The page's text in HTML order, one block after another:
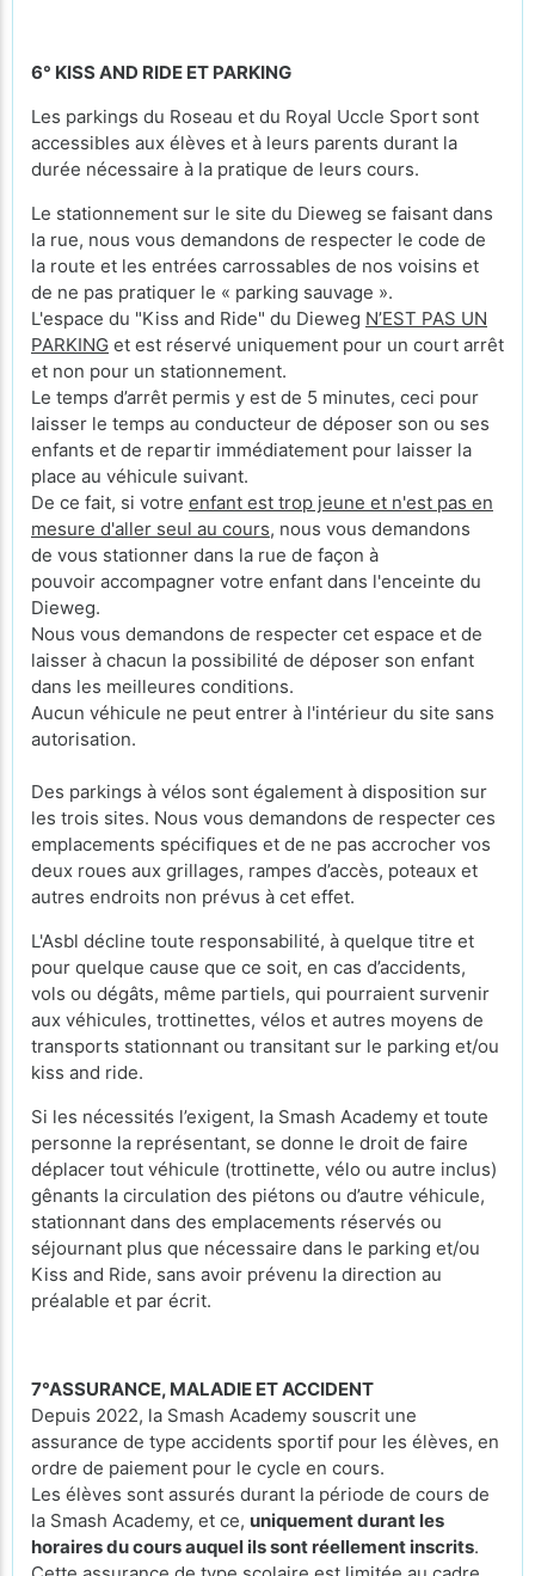
6° KISS AND RIDE ET PARKING
Les parkings du Roseau et du Royal Uccle Sport sont
accessibles aux élèves et à leurs parents durant la
durée nécessaire à la pratique de leurs cours.
Le stationnement sur le site du Dieweg se faisant dans
la rue, nous vous demandons de respecter le code de
la route et les entrées carrossables de nos voisins et
de ne pas pratiquer le « parking sauvage ».
L'espace du "Kiss and Ride" du Dieweg N’EST PAS UN
PARKING et est réservé uniquement pour un court arrêt
et non pour un stationnement.
Le temps d’arrêt permis y est de 5 minutes, ceci pour
laisser le temps au conducteur de déposer son ou ses
enfants et de repartir immédiatement pour laisser la
place au véhicule suivant.
De ce fait, si votre enfant est trop jeune et n'est pas en
mesure d'aller seul au cours, nous vous demandons
de vous stationner dans la rue de façon à
pouvoir accompagner votre enfant dans l'enceinte du
Dieweg.
Nous vous demandons de respecter cet espace et de
laisser à chacun la possibilité de déposer son enfant
dans les meilleures conditions.
Aucun véhicule ne peut entrer à l'intérieur du site sans
autorisation.
Des parkings à vélos sont également à disposition sur
les trois sites. Nous vous demandons de respecter ces
emplacements spécifiques et de ne pas accrocher vos
deux roues aux grillages, rampes d’accès, poteaux et
autres endroits non prévus à cet effet.
L'Asbl décline toute responsabilité, à quelque titre et
pour quelque cause que ce soit, en cas d’accidents,
vols ou dégâts, même partiels, qui pourraient survenir
aux véhicules, trottinettes, vélos et autres moyens de
transports stationnant ou transitant sur le parking et/ou
kiss and ride.
Si les nécessités l’exigent, la Smash Academy et toute
personne la représentant, se donne le droit de faire
déplacer tout véhicule (trottinette, vélo ou autre inclus)
gênants la circulation des piétons ou d’autre véhicule,
stationnant dans des emplacements réservés ou
séjournant plus que nécessaire dans le parking et/ou
Kiss and Ride, sans avoir prévenu la direction au
préalable et par écrit.
7°ASSURANCE, MALADIE ET ACCIDENT
Depuis 2022, la Smash Academy souscrit une
assurance de type accidents sportif pour les élèves, en
ordre de paiement pour le cycle en cours.
Les élèves sont assurés durant la période de cours de
la Smash Academy, et ce, uniquement durant les
horaires du cours auquel ils sont réellement inscrits.